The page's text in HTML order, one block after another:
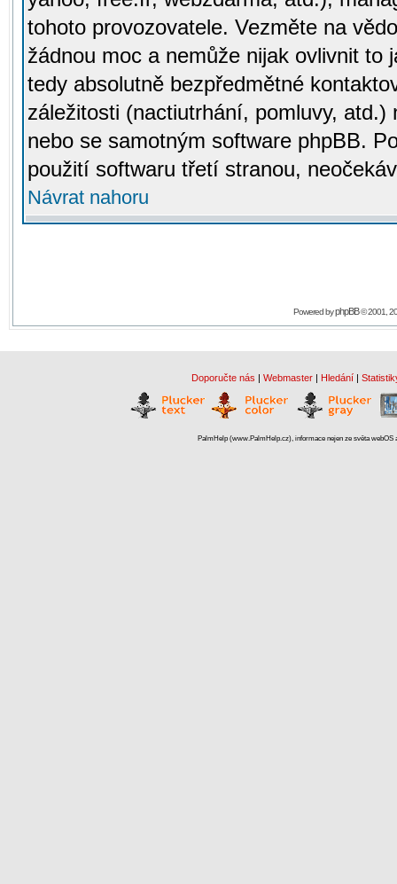
tohoto provozovatele. Vezměte na
žádnou moc a nemůže nijak ovlivnit to
tedy absolutně bezpředmětné
záležitosti (nactiutrhání, pomluvy,
nebo se samotným software phpBB.
použití softwaru třetí stranou,
Návrat nahoru
Powered byphpBB© 2001,
Doporučte nás | Webmaster | Hledání |
PalmHelp (www.PalmHelp.cz), informace nejen ze světa